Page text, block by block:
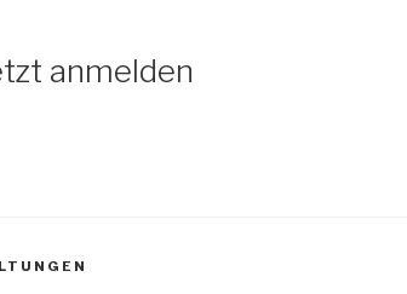
anmelden